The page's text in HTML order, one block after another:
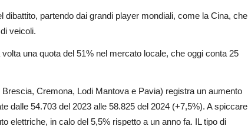
dibattito, partendo dai grandi player mondiali, come la Cina, che
veicoli.
una quota del 51% nel mercato locale, che oggi conta 25
Brescia, Cremona, Lodi Mantova e Pavia) registra un aumento
dalle 54.703 del 2023 alle 58.825 del 2024 (+7,5%). A spiccare
elettriche, in calo del 5,5% rispetto a un anno fa. IL tipo di